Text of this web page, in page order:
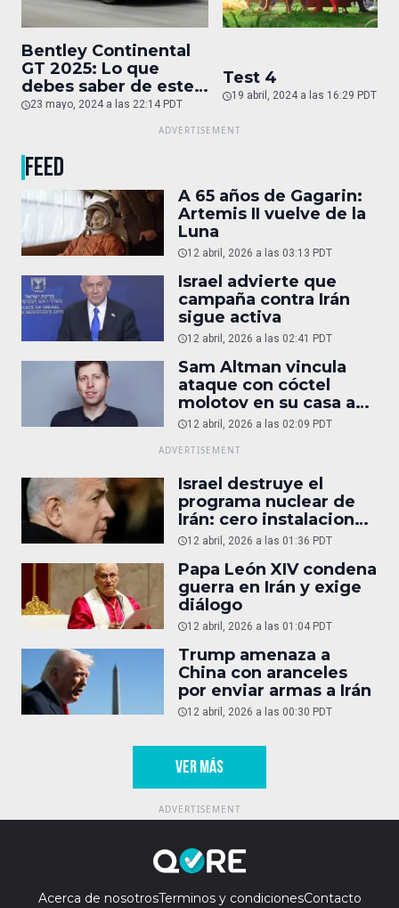
Bentley Continental
GT 2025: Lo que
debes saber de este
auto de superlujo
23 mayo, 2024 a las 22:14 PDT
Test 4
19 abril, 2024 a las 16:29 PDT
FEED
A 65 años de Gagarin:
Artemis II vuelve de la
Luna
12 abril, 2026 a las 03:13 PDT
Israel advierte que
campaña contra Irán
sigue activa
12 abril, 2026 a las 02:41 PDT
Sam Altman vincula
ataque con cóctel
molotov en su casa a
reportaje
12 abril, 2026 a las 02:09 PDT
Israel destruye el
programa nuclear de
Irán: cero instalaciones
operativas
12 abril, 2026 a las 01:36 PDT
Papa León XIV condena
guerra en Irán y exige
diálogo
12 abril, 2026 a las 01:04 PDT
Trump amenaza a
China con aranceles
por enviar armas a Irán
12 abril, 2026 a las 00:30 PDT
VER MÁS
Acerca de nosotrosTerminos y condicionesContacto